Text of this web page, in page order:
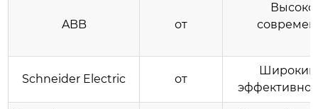
ABB от
Schneider Electric от
Широкий